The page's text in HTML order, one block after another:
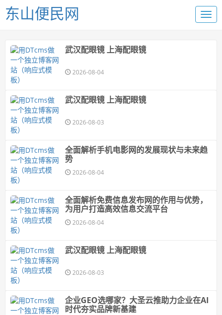
东山便民网
武汉配眼镜 上海配眼镜
2026-08-04
武汉配眼镜 上海配眼镜
2026-08-03
全面解析手机电影网的发展现状与未来趋
势
2026-08-04
全面解析免费信息发布网的作用与优势，
为用户打造高效信息交流平台
2026-08-04
武汉配眼镜 上海配眼镜
2026-08-03
企业GEO选哪家？大圣云推助力企业在AI
时代夯实品牌新基建